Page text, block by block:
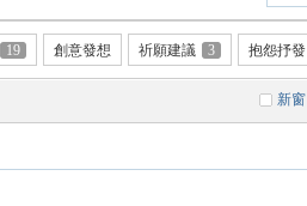
19 創意發想 祈願建議 3 抱怨抒發
新窗